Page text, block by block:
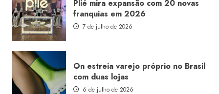
Plié mira expansão com 20 novas
franquias em 2026
7 de julho de 2026
On estreia varejo próprio no Brasil
com duas lojas
6 de julho de 2026